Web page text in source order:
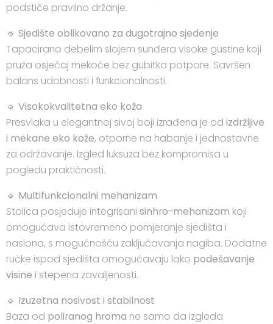
podstiče pravilno držanje.
🔹 Sjedište oblikovano za dugotrajno sjedenje
Tapacirano debelim slojem sunđera visoke gustine koji
pruža osjećaj mekoće bez gubitka potpore. Savršen
balans udobnosti i funkcionalnosti.
🔹 Visokokvalitetna eko koža
Presvlaka u elegantnoj sivoj boji izrađena je od izdržljive
i mekane eko kože, otporne na habanje i jednostavne
za održavanje. Izgled luksuza bez kompromisa u
pogledu praktičnosti.
🔹 Multifunkcionalni mehanizam
Stolica posjeduje integrisani sinhro-mehanizam koji
omogućava istovremeno pomjeranje sjedišta i
naslona, s mogućnošću zaključavanja nagiba. Dodatne
ručke ispod sjedišta omogućavaju lako podešavanje
visine i stepena zavaljenosti.
🔹 Izuzetna nosivost i stabilnost
Baza od poliranog hroma ne samo da izgleda